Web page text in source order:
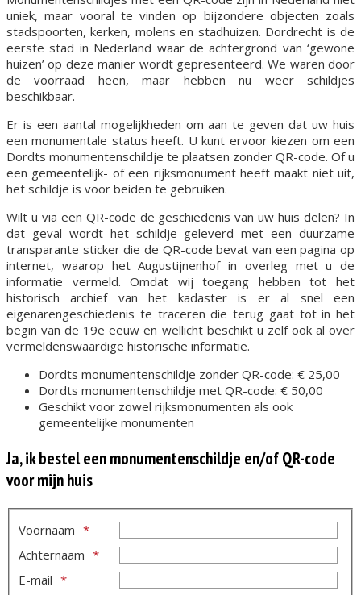
uniek, maar vooral te vinden op bijzondere objecten zoals
stadspoorten, kerken, molens en stadhuizen. Dordrecht is de
eerste stad in Nederland waar de achtergrond van ‘gewone
huizen’ op deze manier wordt gepresenteerd. We waren door
de voorraad heen, maar hebben nu weer schildjes
beschikbaar.
Er is een aantal mogelijkheden om aan te geven dat uw huis
een monumentale status heeft. U kunt ervoor kiezen om een
Dordts monumentenschildje te plaatsen zonder QR-code. Of u
een gemeentelijk- of een rijksmonument heeft maakt niet uit,
het schildje is voor beiden te gebruiken.
Wilt u via een QR-code de geschiedenis van uw huis delen? In
dat geval wordt het schildje geleverd met een duurzame
transparante sticker die de QR-code bevat van een pagina op
internet, waarop het Augustijnenhof in overleg met u de
informatie vermeld. Omdat wij toegang hebben tot het
historisch archief van het kadaster is er al snel een
eigenarengeschiedenis te traceren die terug gaat tot in het
begin van de 19e eeuw en wellicht beschikt u zelf ook al over
vermeldenswaardige historische informatie.
Dordts monumentenschildje zonder QR-code: € 25,00
Dordts monumentenschildje met QR-code: € 50,00
Geschikt voor zowel rijksmonumenten als ook
gemeentelijke monumenten
Ja, ik bestel een monumentenschildje en/of QR-code
voor mijn huis
Voornaam
Achternaam
E-mail